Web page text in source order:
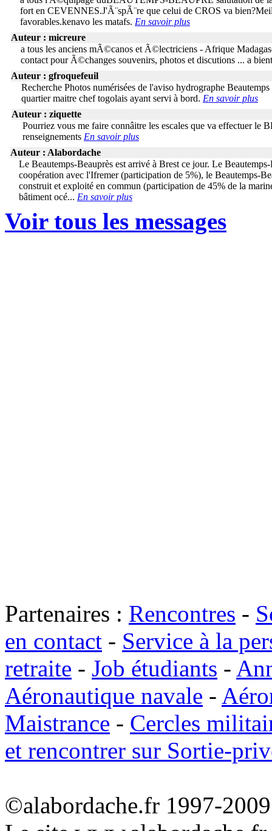
fort en CEVENNES.J'Ã¨spÃ¨re que celui de CROS va
favorables.kenavo les matafs. En savoir plus
Auteur : micreure
a tous les anciens mÃ©canos et Ã©lectriciens - Afrique
contact pour Ã©changes souvenirs, photos et discutions ... a
Auteur : gfroquefeuil
Recherche Photos numérisées de l'aviso hydrographe
quartier maitre chef togolais ayant servi à bord. En savoir plus
Auteur : ziquette
Pourriez vous me faire connâitre les escales que va effectuer le
renseignements En savoir plus
Auteur : Alabordache
Le Beautemps-Beauprès est arrivé à Brest ce jour. Le
coopération avec l'Ifremer (participation de 5%), le Beautemps-
construit et exploité en commun (participation de 45% de la
bâtiment océ... En savoir plus
Voir tous les messages
Partenaires : Rencontres -
en contact - Service à la
retraite - Job étudiants -
Aéronautique navale -
Maistrance - Cercles
et rencontrer sur Sortie-
©alabordache.fr 1997-